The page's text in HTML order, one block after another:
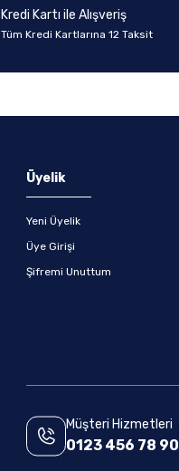
Kredi Kartı ile Alışveriş
Tüm Kredi Kartlarına 12 Taksit
Üyelik
Yeni Üyelik
Üye Girişi
Şifremi Unuttum
Müşteri Hizmetleri
0123 456 78 90